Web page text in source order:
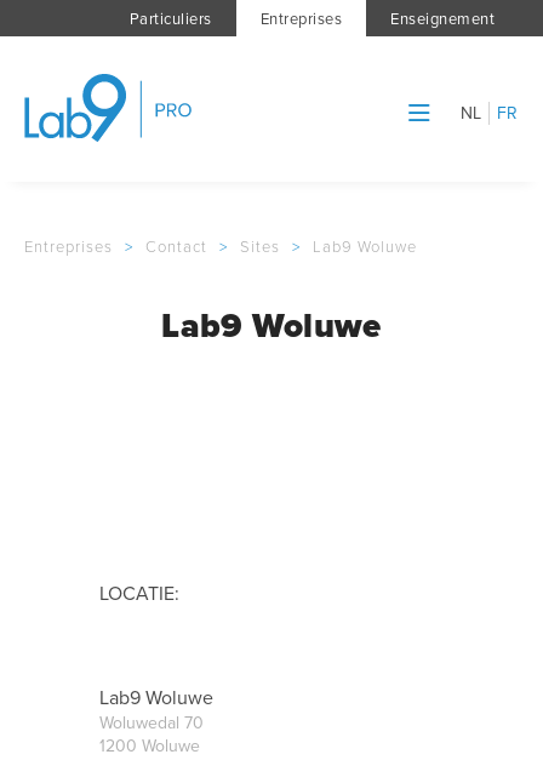
Particuliers Entreprises Enseignement
NL FR
Entreprises > Contact > Sites > Lab9 Woluwe
Lab9 Woluwe
LOCATIE:
Lab9 Woluwe
Woluwedal 70
1200 Woluwe